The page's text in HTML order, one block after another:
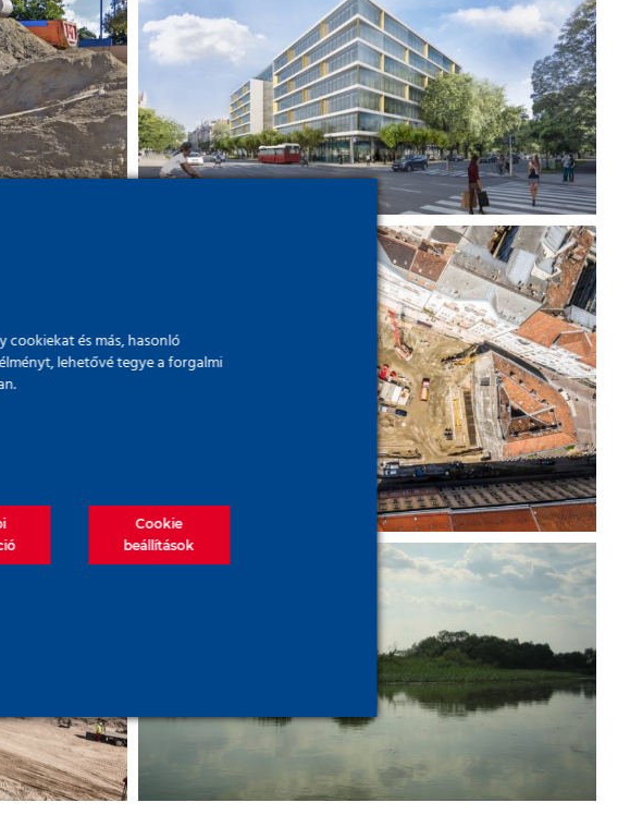
A budapesti zöld iroda –
Green Court Office
–
gyár
Öt emelet mélyen a
Belvárosban – a Szervita
Square Building
Tájvédelem modern
mélyépítési technológiával –
Tisza-tó
cookiekat és más, hasonló
lehetővé tegye a forgalmi
Cookie
beállítások